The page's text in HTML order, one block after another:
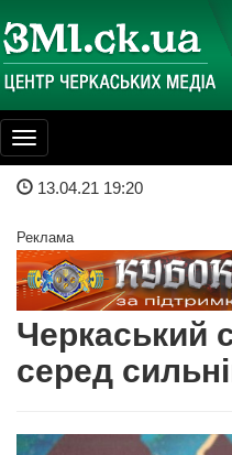
Toggle
navigation
13.04.21 19:20
Реклама
Черкаський
серед